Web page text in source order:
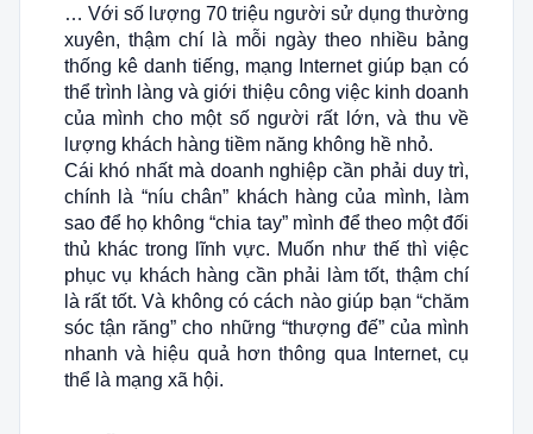
… Với số lượng 70 triệu người sử dụng thường
xuyên, thậm chí là mỗi ngày theo nhiều bảng
thống kê danh tiếng, mạng Internet giúp bạn có
thể trình làng và giới thiệu công việc kinh doanh
của mình cho một số người rất lớn, và thu về
lượng khách hàng tiềm năng không hề nhỏ.
Cái khó nhất mà doanh nghiệp cần phải duy trì,
chính là “níu chân” khách hàng của mình, làm
sao để họ không “chia tay” mình để theo một đối
thủ khác trong lĩnh vực. Muốn như thế thì việc
phục vụ khách hàng cần phải làm tốt, thậm chí
là rất tốt. Và không có cách nào giúp bạn “chăm
sóc tận răng” cho những “thượng đế” của mình
nhanh và hiệu quả hơn thông qua Internet, cụ
thể là mạng xã hội.